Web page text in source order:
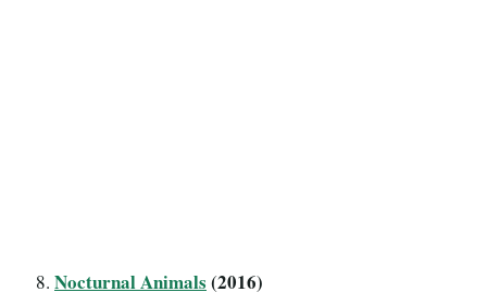
Nocturnal Animals (2016)